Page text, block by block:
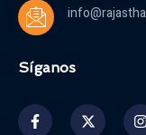
Síganos